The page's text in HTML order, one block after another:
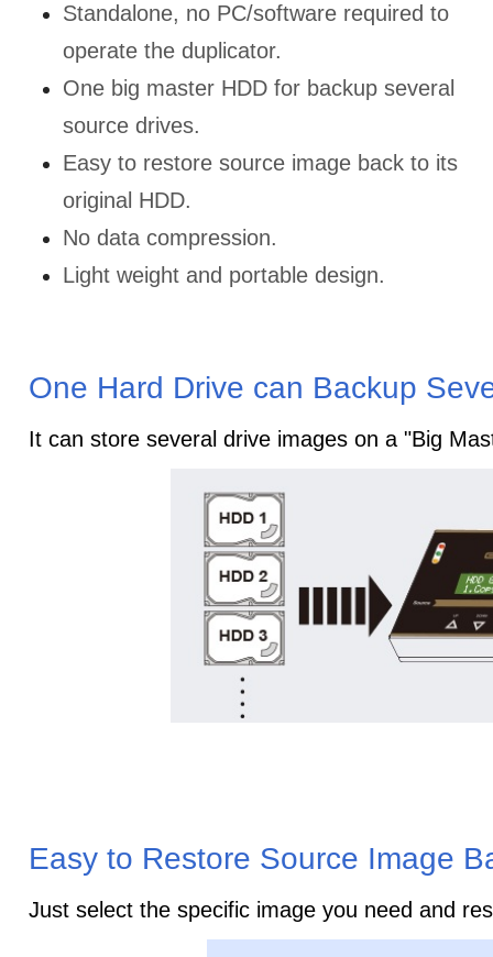
Standalone, no PC/software required to
operate the duplicator.
One big master HDD for backup several
source drives.
Easy to restore source image back to its
original HDD.
No data compression.
Light weight and portable design.
One Hard Drive can Backup
It can store several drive images on a "Big
Easy to Restore Source Image
Just select the specific image you need and